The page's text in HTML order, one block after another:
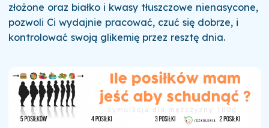
złożone oraz białko i kwasy tłuszczowe nienasycone,
pozwoli Ci wydajnie pracować, czuć się dobrze, i
kontrolować swoją glikemię przez resztę dnia.